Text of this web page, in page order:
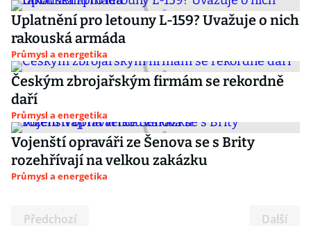
Uplatnění pro letouny L-159? Uvažuje o nich
rakouská armáda
Průmysl a energetika
Českým zbrojařským firmám se rekordně
daří
Průmysl a energetika
Vojenští opraváři ze Šenova se s Brity
rozehřívají na velkou zakázku
Průmysl a energetika
Předchozí Další